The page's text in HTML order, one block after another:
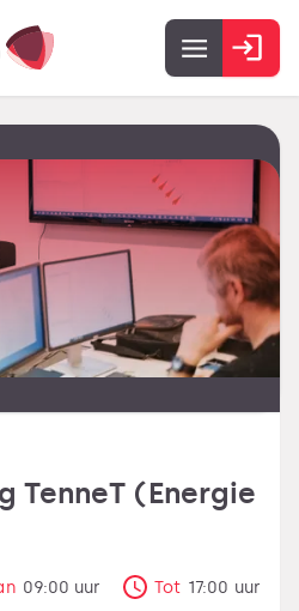
TenneT (Energie
09:00 uur Tot 17:00 uur